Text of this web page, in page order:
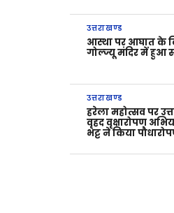
उत्तराखण्ड
आस्था पर आघात के
गोल्ज्यू मंदिर में हुआ
उत्तराखण्ड
हरेला महोत्सव पर
वृहद वृक्षारोपण
भट्ट ने किया